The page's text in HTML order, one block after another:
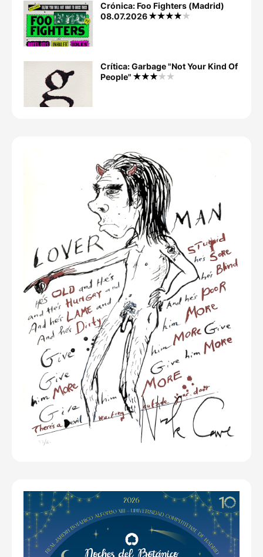
Crónica: Foo Fighters (Madrid)
08.07.2026
Crítica: Garbage "Not Your Kind Of
People"